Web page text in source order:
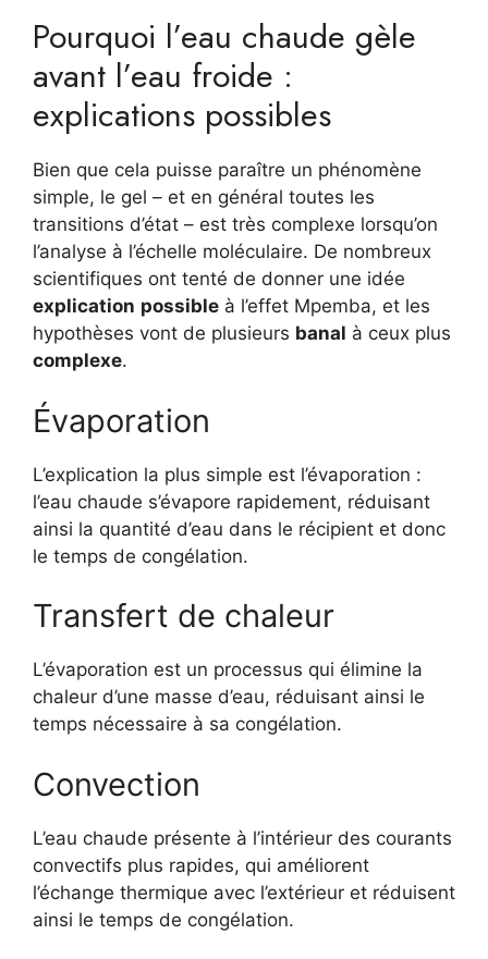
Pourquoi l’eau chaude gèle
avant l’eau froide :
explications possibles
Bien que cela puisse paraître un phénomène
simple, le gel – et en général toutes les
transitions d’état – est très complexe lorsqu’on
l’analyse à l’échelle moléculaire. De nombreux
scientifiques ont tenté de donner une idée
explication possible à l’effet Mpemba, et les
hypothèses vont de plusieurs banal à ceux plus
complexe.
Évaporation
L’explication la plus simple est l’évaporation :
l’eau chaude s’évapore rapidement, réduisant
ainsi la quantité d’eau dans le récipient et donc
le temps de congélation.
Transfert de chaleur
L’évaporation est un processus qui élimine la
chaleur d’une masse d’eau, réduisant ainsi le
temps nécessaire à sa congélation.
Convection
L’eau chaude présente à l’intérieur des courants
convectifs plus rapides, qui améliorent
l’échange thermique avec l’extérieur et réduisent
ainsi le temps de congélation.